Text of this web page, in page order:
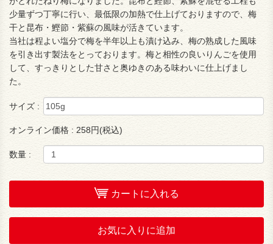
少量ずつ丁寧に行い、最低限の加熱で仕上げておりますので、梅
干と昆布・鰹節・紫蘇の風味が活きています。
当社は程よい塩分で梅を半年以上も漬け込み、梅の熟成した風味
を引き出す製法をとっております。梅と相性の良いりんごを使用
して、すっきりとした甘さと奥ゆきのある味わいに仕上げまし
た。
サイズ :
オンライン価格 : 258円(税込)
数量 :
カートに入れる
お気に入りに追加